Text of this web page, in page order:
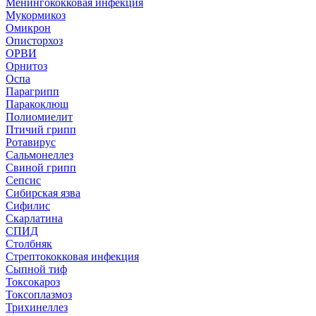
Мукормикоз
Омикрон
Описторхоз
ОРВИ
Орнитоз
Оспа
Парагрипп
Паракоклюш
Полиомиелит
Птичий грипп
Ротавирус
Сальмонеллез
Свиной грипп
Сепсис
Сибирская язва
Сифилис
Скарлатина
СПИД
Столбняк
Стрептококковая инфекция
Сыпной тиф
Токсокароз
Токсоплазмоз
Трихинеллез